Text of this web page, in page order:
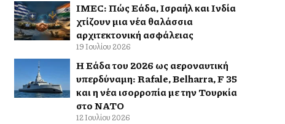
IMEC: Πώς Ελλάδα, Ισραήλ και Ινδία
χτίζουν μια νέα θαλάσσια
αρχιτεκτονική ασφάλειας
19 Ιουλίου 2026
Η Ελλάδα του 2026 ως αεροναυτική
υπερδύναμη: Rafale, Belharra, F 35
και η νέα ισορροπία με την Τουρκία
στο ΝΑΤΟ
12 Ιουλίου 2026